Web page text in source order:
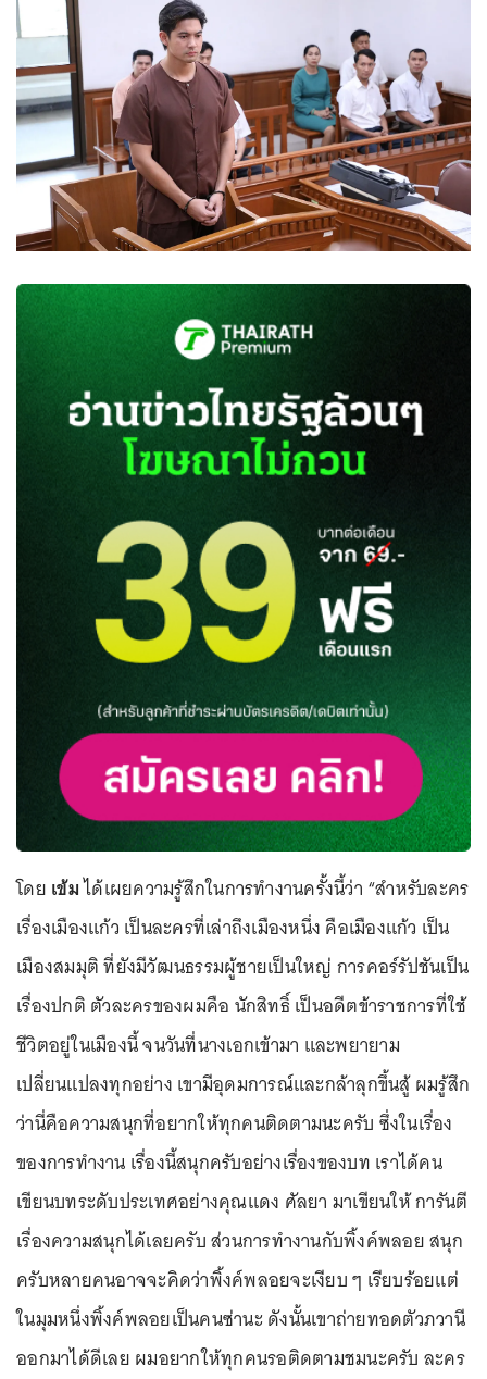
โดย เข้มได้เผยความรู้สึกในการทำงานครั้งนี้ว่า “สำหรับละคร
เรื่องเมืองแก้ว เป็นละครที่เล่าถึงเมืองหนึ่ง คือเมืองแก้ว เป็น
เมืองสมมุติ ที่ยังมีวัฒนธรรมผู้ชายเป็นใหญ่ การคอร์รัปชันเป็น
เรื่องปกติ ตัวละครของผมคือ นักสิทธิ์ เป็นอดีตข้าราชการที่ใช้
ชีวิตอยู่ในเมืองนี้ จนวันที่นางเอกเข้ามา และพยายาม
เปลี่ยนแปลงทุกอย่าง เขามีอุดมการณ์และกล้าลุกขึ้นสู้ ผมรู้สึก
ว่านี่คือความสนุกที่อยากให้ทุกคนติดตามนะครับ ซึ่งในเรื่อง
ของการทำงาน เรื่องนี้สนุกครับอย่างเรื่องของบท เราได้คน
เขียนบทระดับประเทศอย่างคุณแดง ศัลยา มาเขียนให้ การันตี
เรื่องความสนุกได้เลยครับ ส่วนการทำงานกับพิ้งค์พลอย สนุก
ครับหลายคนอาจจะคิดว่าพิ้งค์พลอยจะเงียบ ๆ เรียบร้อยแต่
ในมุมหนึ่งพิ้งค์พลอยเป็นคนซ่านะ ดังนั้นเขาถ่ายทอดตัวภวานี
ออกมาได้ดีเลย ผมอยากให้ทุกคนรอติดตามชมนะครับ ละคร